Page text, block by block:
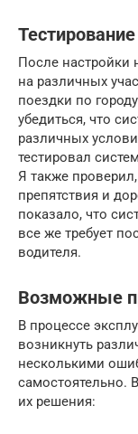
После настройки
на различных
поездки по
убедиться, что
различных
тестировал
Я также
препятствия и
показало, что
все же требует
водителя.
Возможные
В процессе
возникнуть
несколькими
самостоятельно.
их решения: